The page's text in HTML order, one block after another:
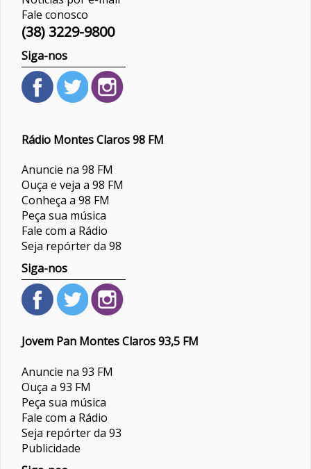
Fale conosco
(38) 3229-9800
Siga-nos
Rádio Montes Claros 98 FM
Anuncie na 98 FM
Ouça e veja a 98 FM
Conheça a 98 FM
Peça sua música
Fale com a Rádio
Seja repórter da 98
Siga-nos
Jovem Pan Montes Claros 93,5 FM
Anuncie na 93 FM
Ouça a 93 FM
Peça sua música
Fale com a Rádio
Seja repórter da 93
Publicidade